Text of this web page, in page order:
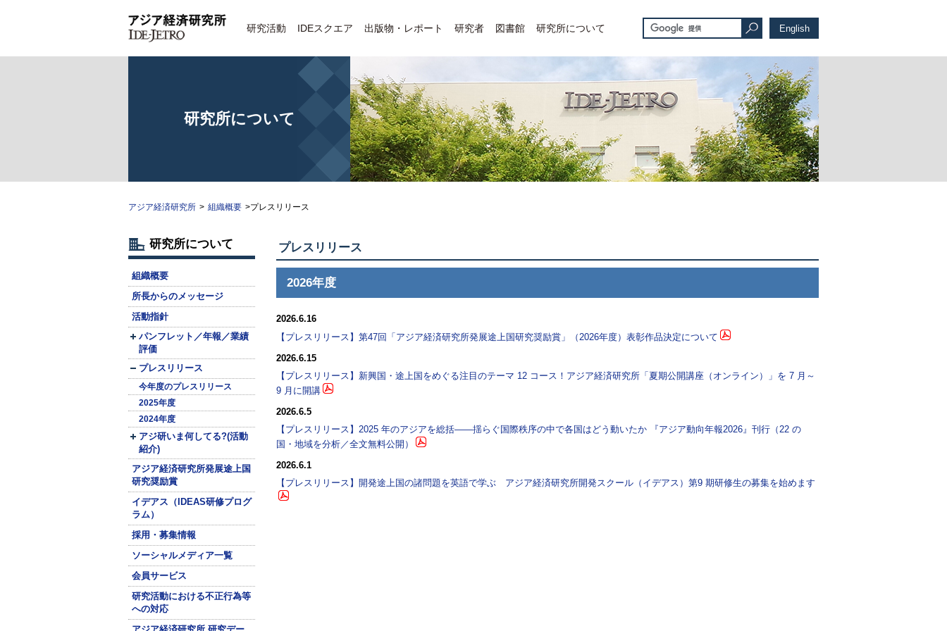
研究活動 IDEスクエア 出版物・レポート 研究者 図書館 研究所について English
研究所について
アジア経済研究所 > 組織概要 >プレスリリース
研究所について
組織概要
所長からのメッセージ
活動指針
パンフレット／年報／業績
評価
プレスリリース
今年度のプレスリリース
2025年度
2024年度
アジ研いま何してる?(活動
紹介)
アジア経済研究所発展途上国
研究奨励賞
イデアス（IDEAS研修プログ
ラム）
採用・募集情報
ソーシャルメディア一覧
会員サービス
研究活動における不正行為等
への対応
プレスリリース
2026年度
2026.6.16
【プレスリリース】第47回「アジア経済研究所発展途上国研究奨励賞」（2026年度）表彰作品決定について
2026.6.15
【プレスリリース】新興国・途上国をめぐる注目のテーマ 12 コース！アジア経済研究所「夏期公開講座（オンライン）」を 7 月～
9 月に開講
2026.6.5
【プレスリリース】2025 年のアジアを総括――揺らぐ国際秩序の中で各国はどう動いたか 『アジア動向年報2026』刊行（22 の
国・地域を分析／全文無料公開）
2026.6.1
【プレスリリース】開発途上国の諸問題を英語で学ぶ アジア経済研究所開発スクール（イデアス）第9 期研修生の募集を始めます